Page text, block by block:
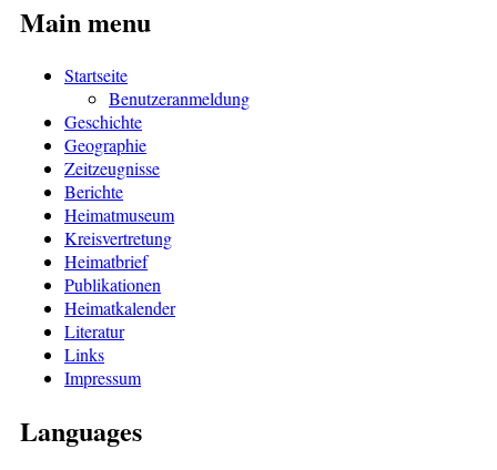
Main menu
Startseite
Benutzeranmeldung
Geschichte
Geographie
Zeitzeugnisse
Berichte
Heimatmuseum
Kreisvertretung
Heimatbrief
Publikationen
Heimatkalender
Literatur
Links
Impressum
Languages